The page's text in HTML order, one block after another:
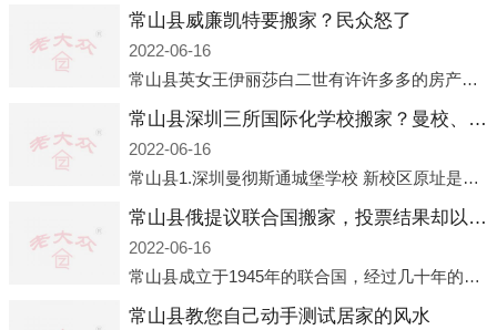
常山县威廉凯特要搬家？民众怒了
2022-06-16
常山县英女王伊丽莎白二世有许许多多的房产，遍布英国各地。而作为英女王的亲孙子、未来的英国国王，威廉王子自然也能享受到女王的房产。目前，威廉凯特以及三个孩子有两个经常居住的地点，一处是位于伦敦的肯辛顿宫，一处
常山县深圳三所国际化学校搬家？曼校、QSI、南山中英文搬走了
2022-06-16
常山县1.深圳曼彻斯通城堡学校 新校区原址是蛇口国际据悉，此次曼彻斯通城堡学校搬迁到蛇口新校区的开办与蛇口外籍人员子女学校（蛇口国际）有很大的关联。2021年，太子湾实验部就宣布在2022年正式并入蛇口外籍
常山县俄提议联合国搬家，投票结果却以惨败收场
2022-06-16
常山县成立于1945年的联合国，经过几十年的发展，如今拥有193个成员国。拥有如此众多会员国的联合国，可以说是世界上最具代表性的国际组织，也是世界上分量最重、有着较高话语权的国际组织。但以美国为首的西方国家
常山县教您自己动手测试居家的风水